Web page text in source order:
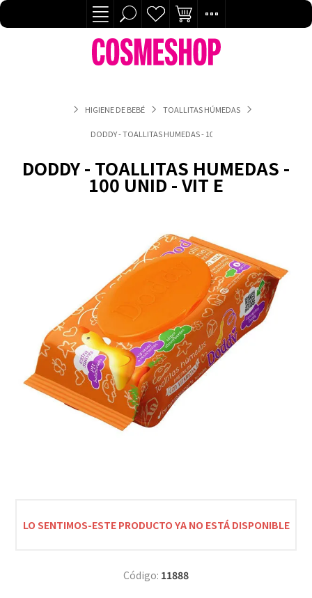
HIGIENE DE BEBÉ TOALLITAS HÚMEDAS
DODDY - TOALLITAS HUMEDAS - 100 UNID - VIT E
DODDY - TOALLITAS HUMEDAS -
100 UNID - VIT E
LO SENTIMOS-ESTE PRODUCTO YA NO ESTÁ DISPONIBLE
Código: 11888